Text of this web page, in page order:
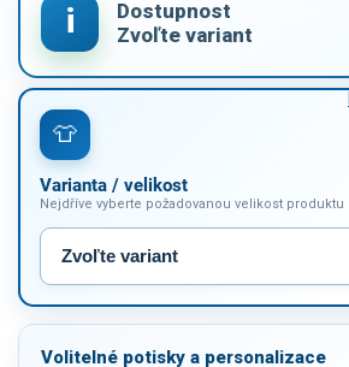
Varianta / velikost
Nejdříve vyberte požadovanou velikost produktu
Volitelné potisky a personalizace